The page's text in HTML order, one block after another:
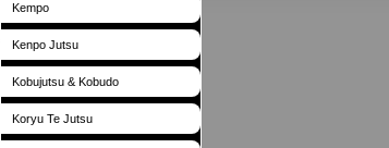
Kempo
Kenpo Jutsu
Kobujutsu & Kobudo
Koryu Te Jutsu